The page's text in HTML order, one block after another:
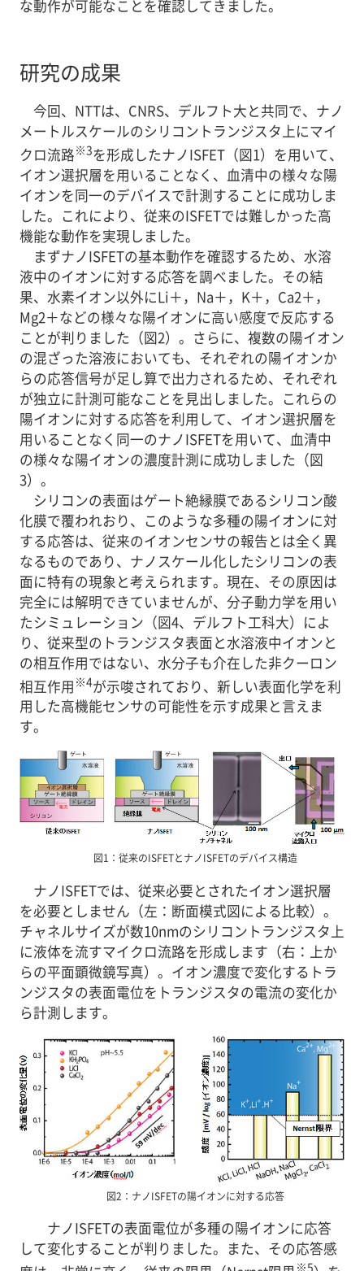
な動作が可能なことを確認してきました。
研究の成果
今回、NTTは、CNRS、デルフト大と共同で、ナノ
メートルスケールのシリコントランジスタ上にマイ
クロ流路※3を形成したナノISFET（図1）を用いて、
イオン選択層を用いることなく、血清中の様々な陽
イオンを同一のデバイスで計測することに成功しま
した。これにより、従来のISFETでは難しかった高
機能な動作を実現しました。
まずナノISFETの基本動作を確認するため、水溶
液中のイオンに対する応答を調べました。その結
果、水素イオン以外にLi＋，Na＋，K＋，Ca2＋，
Mg2＋などの様々な陽イオンに高い感度で反応する
ことが判りました（図2）。さらに、複数の陽イオン
の混ざった溶液においても、それぞれの陽イオンか
らの応答信号が足し算で出力されるため、それぞれ
が独立に計測可能なことを見出しました。これらの
陽イオンに対する応答を利用して、イオン選択層を
用いることなく同一のナノISFETを用いて、血清中
の様々な陽イオンの濃度計測に成功しました（図
3）。
シリコンの表面はゲート絶縁膜であるシリコン酸
化膜で覆われおり、このような多種の陽イオンに対
する応答は、従来のイオンセンサの報告とは全く異
なるものであり、ナノスケール化したシリコンの表
面に特有の現象と考えられます。現在、その原因は
完全には解明できていませんが、分子動力学を用い
たシミュレーション（図4、デルフト工科大）によ
り、従来型のトランジスタ表面と水溶液中イオンと
の相互作用ではない、水分子も介在した非クーロン
相互作用 ※4が示唆されており、新しい表面化学を利
用した高機能センサの可能性を示す成果と言えま
す。
図1：従来のISFETとナノISFETのデバイス構造
ナノISFETでは、従来必要とされたイオン選択層
を必要としません（左：断面模式図による比較）。
チャネルサイズが数10nmのシリコントランジスタ上
に液体を流すマイクロ流路を形成します（右：上か
らの平面顕微鏡写真）。イオン濃度で変化するトラ
ンジスタの表面電位をトランジスタの電流の変化か
ら計測します。
図2：ナノISFETの陽イオンに対する応答
ナノISFETの表面電位が多種の陽イオンに応答
して変化することが判りました。また、その応答感
※5